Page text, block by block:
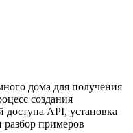
дома для получения
создания
доступа API, установка
разбор примеров